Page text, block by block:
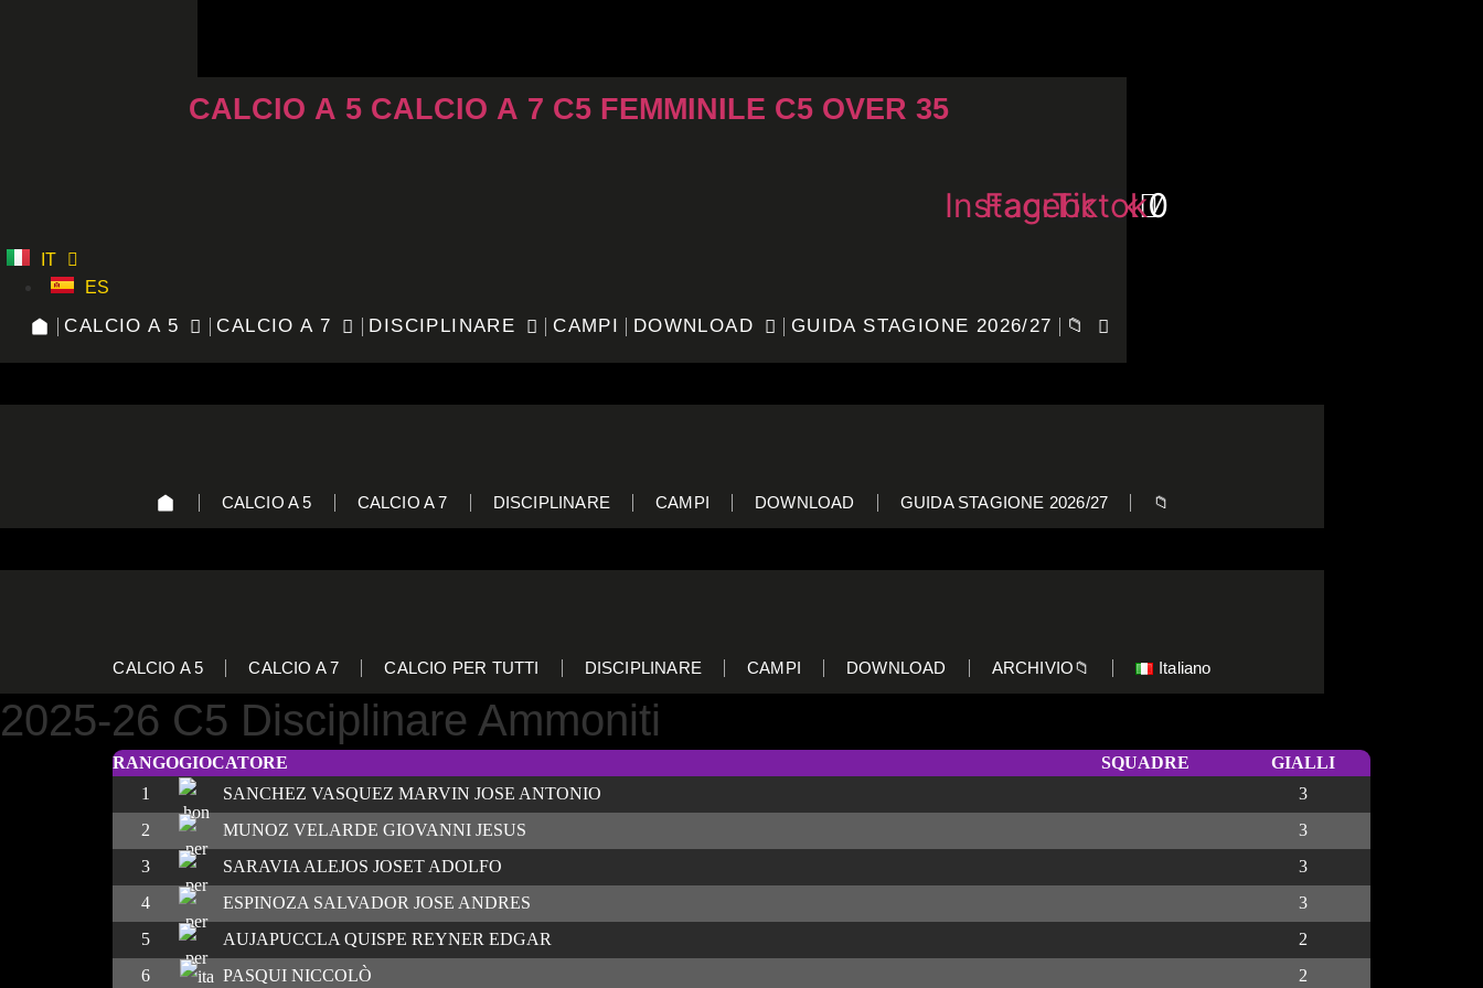
CALCIO A 5 CALCIO A 7 C5 FEMMINILE C5 OVER 35
Instagram
Facebook
Tiktok
IT
ES
CALCIO A 5 CALCIO A 7 DISCIPLINARE CAMPI DOWNLOAD GUIDA STAGIONE 2026/27 📁
CALCIO A 5 CALCIO A 7 DISCIPLINARE CAMPI DOWNLOAD GUIDA STAGIONE 2026/27 📁
CALCIO A 5 CALCIO A 7 CALCIO PER TUTTI DISCIPLINARE CAMPI DOWNLOAD ARCHIVIO📁 Italiano
2025-26 C5 Disciplinare Ammoniti
RANGOGIOCATORE SQUADRE
GIALLI
1
SANCHEZ VASQUEZ MARVIN JOSE ANTONIO
3
2
MUNOZ VELARDE GIOVANNI JESUS
3
3
SARAVIA ALEJOS JOSET ADOLFO
3
4
ESPINOZA SALVADOR JOSE ANDRES
3
5
AUJAPUCCLA QUISPE REYNER EDGAR
2
6
PASQUI NICCOLÒ
2